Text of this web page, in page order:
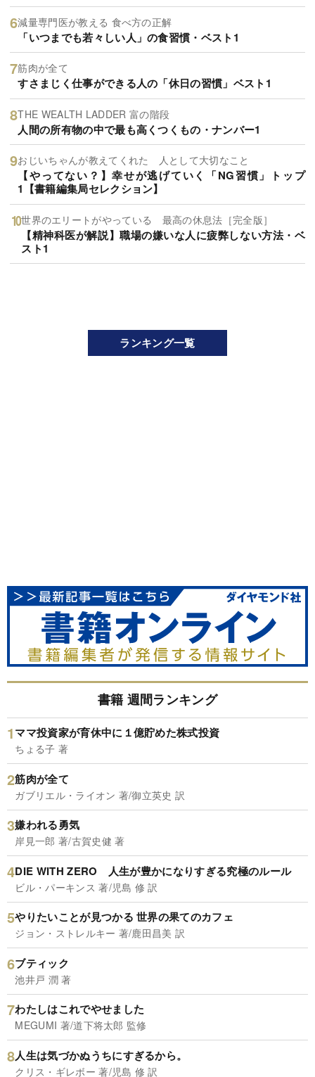
減量専門医が教える 食べ方の正解
「いつまでも若々しい人」の食習慣・ベスト1
筋肉が全て
すさまじく仕事ができる人の「休日の習慣」ベスト1
THE WEALTH LADDER 富の階段
人間の所有物の中で最も高くつくもの・ナンバー1
おじいちゃんが教えてくれた 人として大切なこと
【やってない？】幸せが逃げていく「NG習慣」トップ
1【書籍編集局セレクション】
世界のエリートがやっている 最高の休息法［完全版］
【精神科医が解説】職場の嫌いな人に疲弊しない方法・ベ
スト1
ランキング一覧
書籍 週間ランキング
ママ投資家が育休中に１億貯めた株式投資
ちょる子 著
筋肉が全て
ガブリエル・ライオン 著/御立英史 訳
嫌われる勇気
岸見一郎 著/古賀史健 著
DIE WITH ZERO 人生が豊かになりすぎる究極のルール
ビル・パーキンス 著/児島 修 訳
やりたいことが見つかる 世界の果てのカフェ
ジョン・ストレルキー 著/鹿田昌美 訳
ブティック
池井戸 潤 著
わたしはこれでやせました
MEGUMI 著/道下将太郎 監修
人生は気づかぬうちにすぎるから。
クリス・ギレボー 著/児島 修 訳